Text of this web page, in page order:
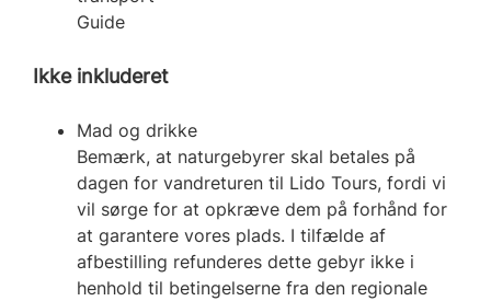
Guide
Ikke inkluderet
Mad og drikke
Bemærk, at naturgebyrer skal betales på
dagen for vandreturen til Lido Tours, fordi vi
vil sørge for at opkræve dem på forhånd for
at garantere vores plads. I tilfælde af
afbestilling refunderes dette gebyr ikke i
henhold til betingelserne fra den regionale